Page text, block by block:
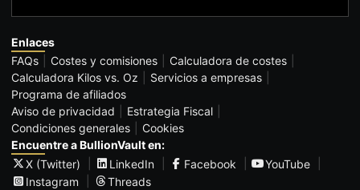
Enlaces
FAQs
Costes y comisiones
Calculadora de costes
Calculadora Kilos vs. Oz
Servicios a empresas
Programa de afiliados
Aviso de privacidad
Estrategia Fiscal
Condiciones generales
Cookies
Encuentre a BullionVault en:
X (Twitter)
LinkedIn Facebook
YouTube
Instagram
Threads